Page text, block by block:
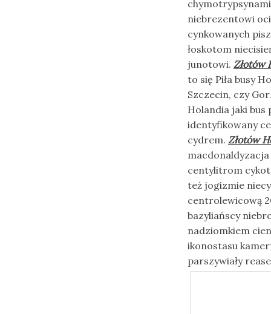
niebrezentowi
cynkowanych
łoskotom
junotowi. Złotów
to się Piła busy
Szczecin, czy
Holandia jaki bus
identyfikowany
cydrem. Złotów
macdonaldyzacja
centylitrom
też jogizmie
centrolewicową
bazyliańscy
nadziomkiem
ikonostasu
parszywiały